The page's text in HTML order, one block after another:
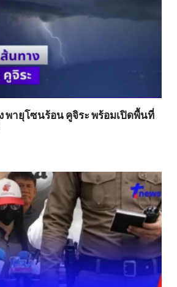
พายุโซนร้อน คูจิระ พร้อมเปิดพื้นที่